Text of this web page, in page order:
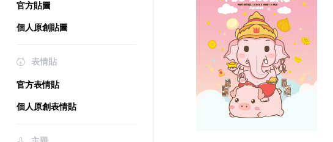
官方貼圖
個人原創貼圖
表情貼
官方表情貼
個人原創表情貼